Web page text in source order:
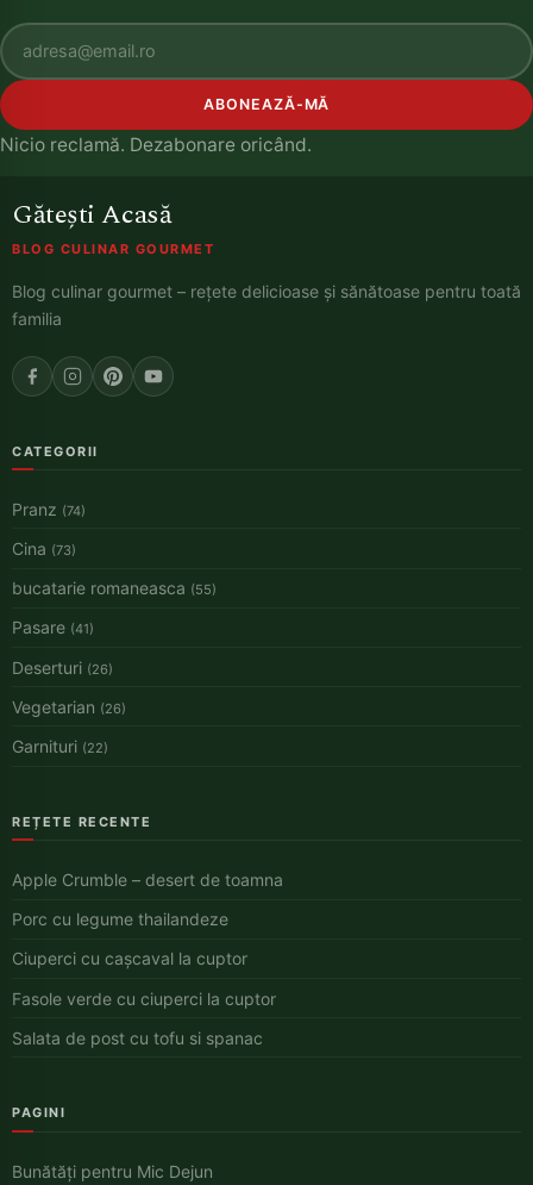
ABONEAZĂ-MĂ
Nicio reclamă. Dezabonare oricând.
Gătești Acasă
BLOG CULINAR GOURMET
Blog culinar gourmet – rețete delicioase și sănătoase pentru toată
familia
CATEGORII
Pranz (74)
Cina (73)
bucatarie romaneasca (55)
Pasare (41)
Deserturi (26)
Vegetarian (26)
Garnituri (22)
REȚETE RECENTE
Apple Crumble – desert de toamna
Porc cu legume thailandeze
Ciuperci cu cașcaval la cuptor
Fasole verde cu ciuperci la cuptor
Salata de post cu tofu si spanac
PAGINI
Bunătăți pentru Mic Dejun